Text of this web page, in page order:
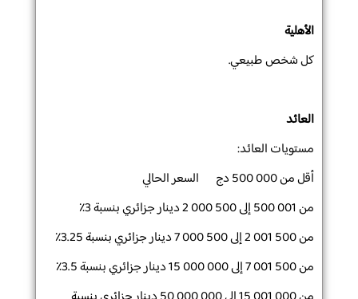
الأهلية
كل شخص طبيعي.
العائد
مستويات العائد:
أقل من 000 500 دج السعر الحالي
من 001 500 إلى 000 500 2 دينار جزائري بنسبة 3٪
من 001 500 2 إلى 000 500 7 دينار جزائري بنسبة 3.25٪
من 001 500 7 إلى 000 000 15 دينار جزائري بنسبة 3.5٪